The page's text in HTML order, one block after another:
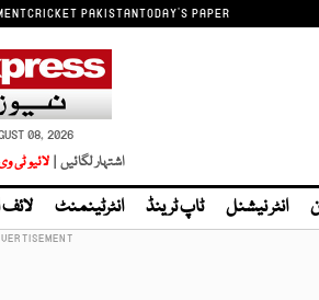
CRICKET PAKISTANTODAY'S PAPER
08, 2026
اشتہار لگائیں | لائیو ٹی
انٹر نیشنل ٹاپ ٹرینڈ انٹرٹینمنٹ